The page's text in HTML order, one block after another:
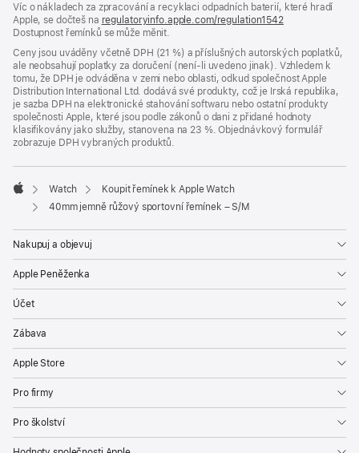
v novém
okně)
Víc o nákladech za zpracování a recyklaci odpadních baterií, které hradí
Apple, se dočteš na regulatoryinfo.apple.com/regulation1542(otevře
v novém
okně)
Dostupnost řemínků se může měnit.
Ceny jsou uváděny včetně DPH (21 %) a příslušných autorských poplatků,
ale neobsahují poplatky za doručení (není-li uvedeno jinak). Vzhledem k
tomu, že DPH je odváděna v zemi nebo oblasti, odkud společnost Apple
Distribution International Ltd. dodává své produkty, což je Irská republika,
je sazba DPH na elektronické stahování softwaru nebo ostatní produkty
společnosti Apple, které jsou podle zákonů o dani z přidané hodnoty
klasifikovány jako služby, stanovena na 23 %. Objednávkový formulář
zobrazuje DPH vybraných produktů.
Apple
Watch
Koupit řemínek k Apple Watch
40mm jemně růžový sportovní řemínek – S/M
Nakupuj a objevuj
Apple Peněženka
Účet
Zábava
Apple Store
Pro firmy
Pro školství